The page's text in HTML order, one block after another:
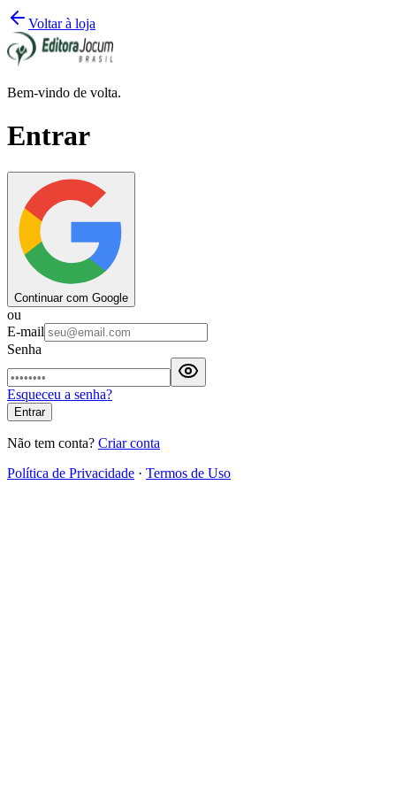
Voltar à loja
Bem-vindo de volta.
Entrar
Continuar com Google
ou
E-mail
Senha
Esqueceu a senha?
Entrar
Não tem conta? Criar conta
Política de Privacidade · Termos de Uso